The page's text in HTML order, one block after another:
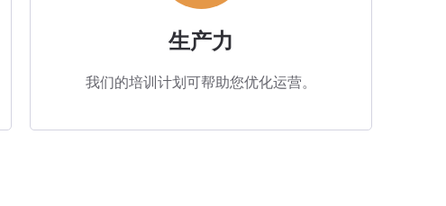
生产力​​​​​​​​
我们的培训计划可帮助您优化运营。